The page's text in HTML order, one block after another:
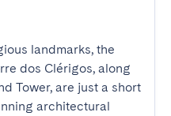
landmarks, the
dos Clérigos, along
Tower, are just a short
architectural